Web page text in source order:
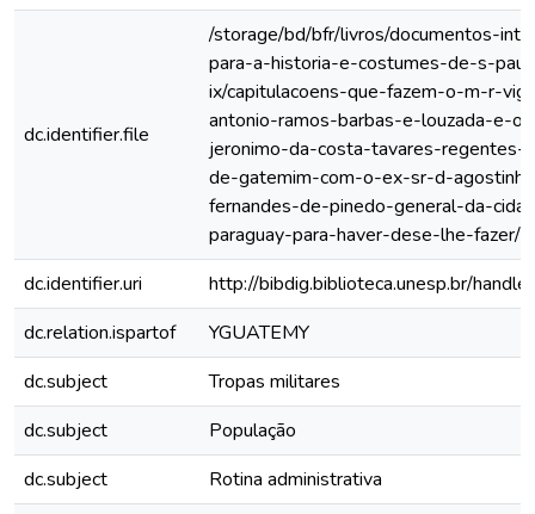
dc.identifier.file
/storage/bd/bfr/livros/documentos-
para-a-historia-e-costumes-de-s-
ix/capitulacoens-que-fazem-o-m-r-
antonio-ramos-barbas-e-louzada-e-
jeronimo-da-costa-tavares-regentes-
de-gatemim-com-o-ex-sr-d-
fernandes-de-pinedo-general-da-
paraguay-para-haver-dese-lhe-fazer/
dc.identifier.uri
http://bibdig.biblioteca.unesp.br/
dc.relation.ispartof
YGUATEMY
dc.subject
Tropas militares
dc.subject
População
dc.subject
Rotina administrativa